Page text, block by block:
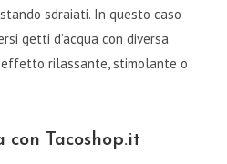
sdraiati. In questo caso
getti d’acqua con diversa
rilassante, stimolante o
con Tacoshop.it